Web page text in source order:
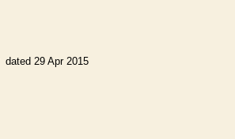
dated 29 Apr 2015